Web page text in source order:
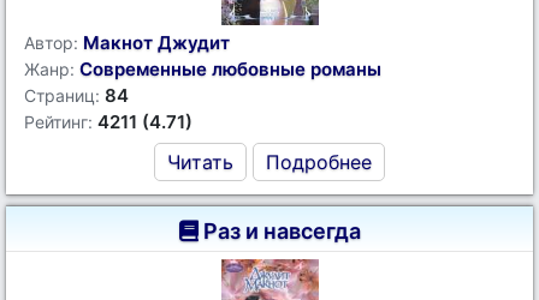
Автор: Макнот Джудит
Жанр: Современные любовные романы
Страниц: 84
Рейтинг: 4211 (4.71)
Читать Подробнее
Раз и навсегда